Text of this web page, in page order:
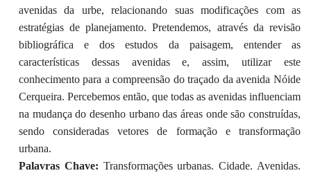
avenidas da urbe, relacionando suas modificações com as
estratégias de planejamento. Pretendemos, através da revisão
bibliográfica e dos estudos da paisagem, entender as
características dessas avenidas e, assim, utilizar este
conhecimento para a compreensão do traçado da avenida Nóide
Cerqueira. Percebemos então, que todas as avenidas influenciam
na mudança do desenho urbano das áreas onde são construídas,
sendo consideradas vetores de formação e transformação
urbana.
Palavras Chave: Transformações urbanas. Cidade. Avenidas.